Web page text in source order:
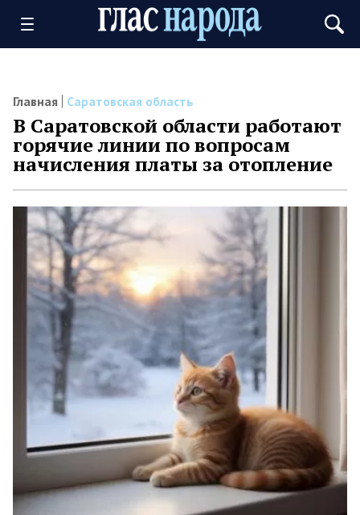
Главная Саратовская область
В Саратовской области работают
горячие линии по вопросам
начисления платы за отопление